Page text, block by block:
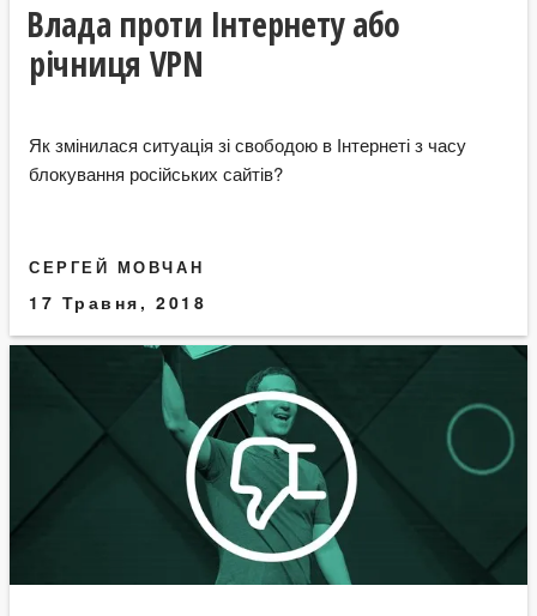
Влада проти Інтернету або
річниця VPN
Як змінилася ситуація зі свободою в Інтернеті з часу
блокування російських сайтів?
СЕРГЕЙ МОВЧАН
17 Травня, 2018